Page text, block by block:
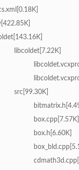
libcoldet[7.22K]
src[99.30K]
box.cpp[7.57K]
box.h[6.60K]